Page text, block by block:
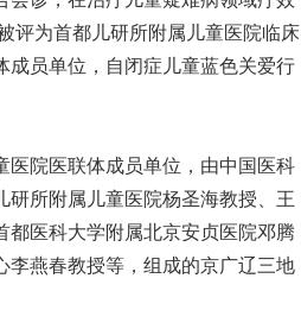
评为首都儿研所附属儿童医院临床
成员单位，自闭症儿童蓝色关爱行
院医联体成员单位，由中国医科
研所附属儿童医院杨圣海教授、王
都医科大学附属北京安贞医院邓腾
李燕春教授等，组成的京广辽三地